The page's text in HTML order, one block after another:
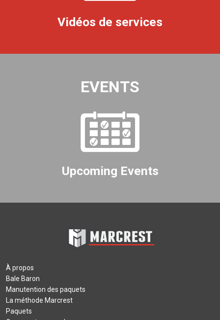
Vidéos de services
EVENTS
Upcoming Events
À propos
Bale Baron
Manutention des paquets
La méthode Marcrest
Paquets